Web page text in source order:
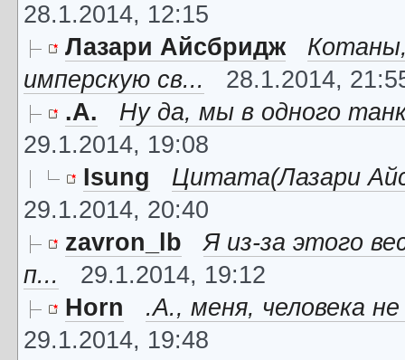
28.1.2014, 12:15
Лазари Айсбридж
имперскую св...
28.1.2014,
.A.
Ну да, мы в одного
29.1.2014, 19:08
Isung
Цитата(Лазари
29.1.2014, 20:40
zavron_lb
Я из-за этого
п...
29.1.2014, 19:12
Horn
.A., меня, человека
29.1.2014, 19:48